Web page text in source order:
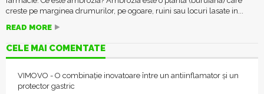
creste pe marginea drumurilor, pe ogoare, ruini sau locuri lasate in...
READ MORE
CELE MAI COMENTATE
VIMOVO - O combinație inovatoare între un antiinflamator și un
protector gastric